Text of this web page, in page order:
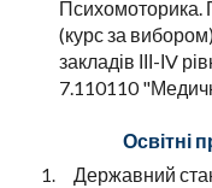
Психомоторика.
(курс за
закладів ІІІ-ІV
7.110110
Освітні
Державний